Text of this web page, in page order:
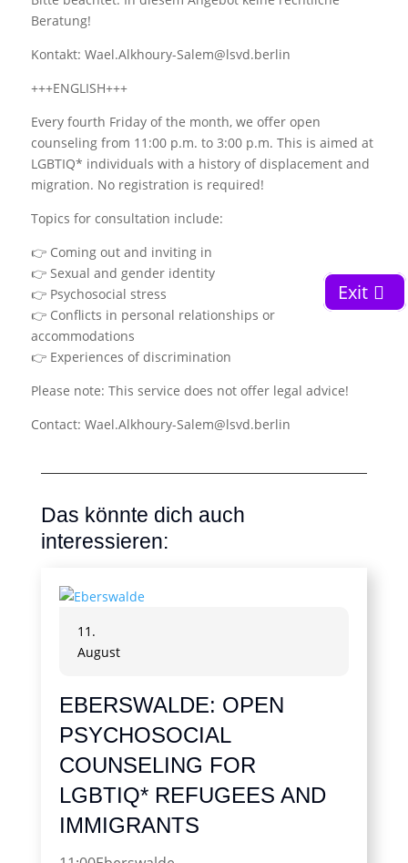
Beratung!
Kontakt: Wael.Alkhoury-Salem@lsvd.berlin
+++ENGLISH+++
Every fourth Friday of the month, we offer open
counseling from 11:00 p.m. to 3:00 p.m. This is aimed at
LGBTIQ* individuals with a history of displacement and
migration. No registration is required!
Topics for consultation include:
👉 Coming out and inviting in
👉 Sexual and gender identity
👉 Psychosocial stress
👉 Conflicts in personal relationships or
accommodations
👉 Experiences of discrimination
Please note: This service does not offer legal advice!
Contact: Wael.Alkhoury-Salem@lsvd.berlin
Das könnte dich auch
interessieren:
11.
August
EBERSWALDE: OPEN
PSYCHOSOCIAL
COUNSELING FOR
LGBTIQ* REFUGEES AND
IMMIGRANTS
Exit